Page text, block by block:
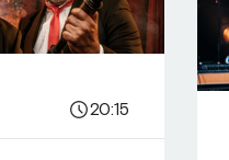
20:15